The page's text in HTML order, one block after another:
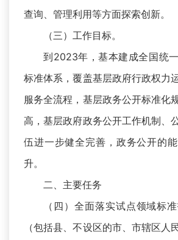
查询、管理利用等方面探索创新。
（三）工作目标。
到2023年，基本建成全国统
标准体系，覆盖基层政府行政权力
服务全流程，基层政务公开标准化
高，基层政府政务公开工作机制、
伍进一步健全完善，政务公开的
升。
二、主要任务
（四）全面落实试点领域标
（包括县、不设区的市、市辖区人